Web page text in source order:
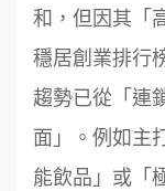
和，但因其「
穩居創業排行
趨勢已從「連
面」。例如主
能飲品」或「